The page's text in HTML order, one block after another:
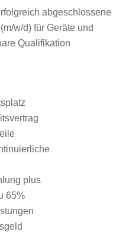
abgeschlossene
w/d) für Geräte und
Qualifikation
plus
65%